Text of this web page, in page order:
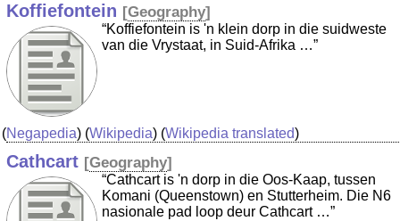
Koffiefontein [Geography]
“Koffiefontein is 'n klein dorp in die suidweste
van die Vrystaat, in Suid-Afrika …”
(Negapedia) (Wikipedia) (Wikipedia translated)
Cathcart [Geography]
“Cathcart is 'n dorp in die Oos-Kaap, tussen
Komani (Queenstown) en Stutterheim. Die N6
nasionale pad loop deur Cathcart …”